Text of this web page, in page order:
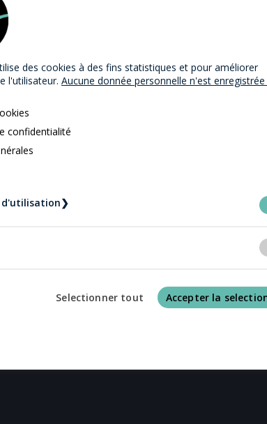
de l'autorité
de l’enfant
est une démarche sérieuse, qui doit être traitée
une telle démarche, l’essentiel est de
des cookies à des fins statistiques et pour améliorer
l'utilisateur. Aucune donnée personnelle n'est enregistrée
confidentialité
❯
Selectionner tout Accepter la